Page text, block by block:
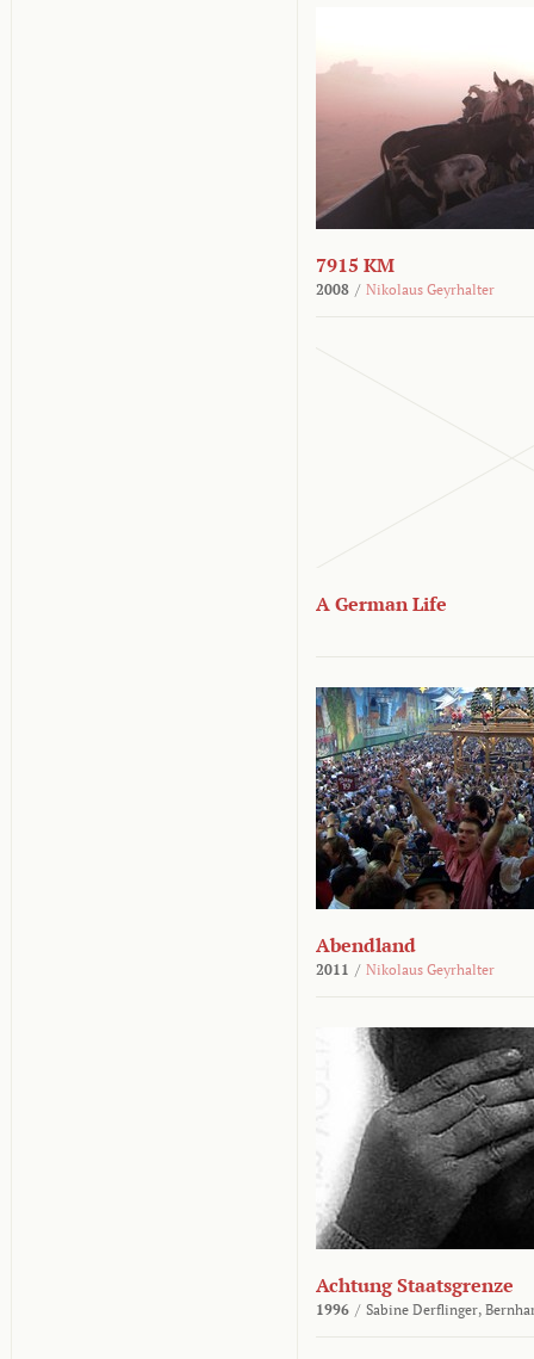
7915 KM
2008 / Nikolaus Geyrhalter
A German Life
Abendland
2011 / Nikolaus Geyrhalter
Achtung Staatsgrenze
1996 / Sabine Derflinger,